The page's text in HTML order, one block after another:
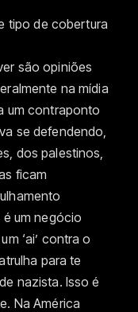
tipo de cobertura
são opiniões
na mídia
um contraponto
se defendendo,
dos palestinos,
ficam
um negócio
‘ai’ contra o
para te
nazista. Isso é
Na América